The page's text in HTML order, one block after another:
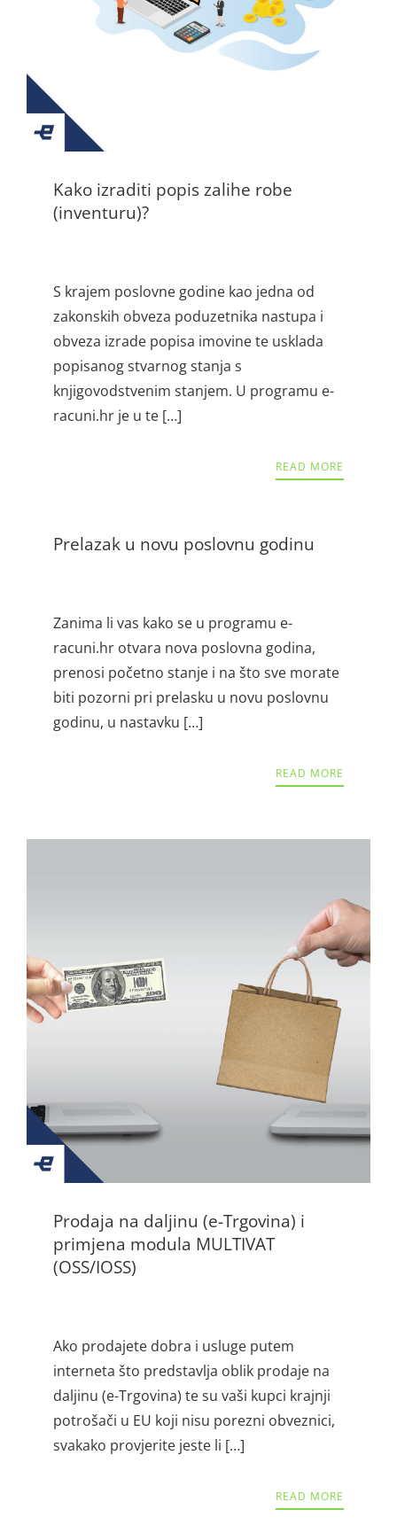
Kako izraditi popis zalihe robe
(inventuru)?
S krajem poslovne godine kao jedna od
zakonskih obveza poduzetnika nastupa i
obveza izrade popisa imovine te usklada
popisanog stvarnog stanja s
knjigovodstvenim stanjem. U programu e-
racuni.hr je u te […]
READ MORE
Prelazak u novu poslovnu godinu
Zanima li vas kako se u programu e-
racuni.hr otvara nova poslovna godina,
prenosi početno stanje i na što sve morate
biti pozorni pri prelasku u novu poslovnu
godinu, u nastavku […]
READ MORE
Prodaja na daljinu (e-Trgovina) i
primjena modula MULTIVAT
(OSS/IOSS)
Ako prodajete dobra i usluge putem
interneta što predstavlja oblik prodaje na
daljinu (e-Trgovina) te su vaši kupci krajnji
potrošači u EU koji nisu porezni obveznici,
svakako provjerite jeste li […]
READ MORE